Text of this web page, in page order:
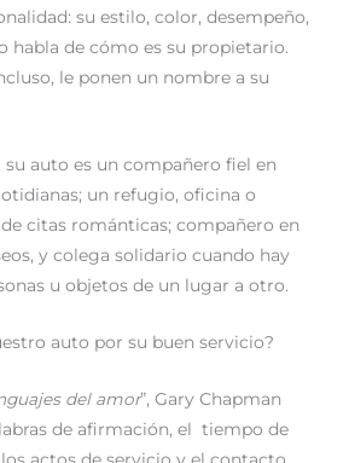
su estilo, color, desempeño,
habla de cómo es su propietario.
le ponen un nombre a su
su auto es un compañero fiel en
un refugio, oficina o
citas románticas; compañero en
y colega solidario cuando hay
u objetos de un lugar a otro.
auto por su buen servicio?
del amor”, Gary Chapman
de afirmación, el tiempo de